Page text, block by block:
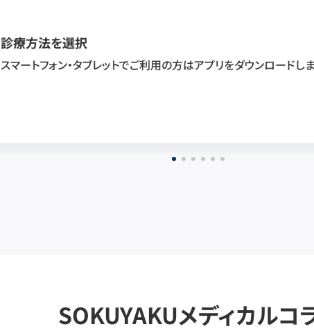
診療方法を選択
スマートフォン・タブレットでご利用の方はアプリをダウンロードしま
SOKUYAKUメディカルコ